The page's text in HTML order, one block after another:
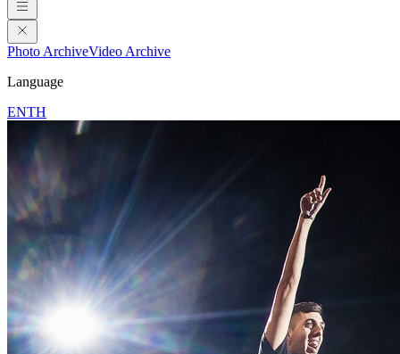
Photo ArchiveVideo Archive
Language
ENTH